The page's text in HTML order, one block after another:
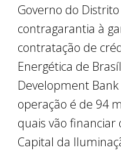
Governo do
contragarantia à
contratação de
Energética de
Development Bank
operação é de 94
quais vão financiar
Capital da